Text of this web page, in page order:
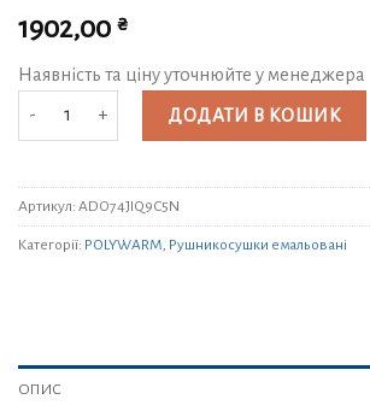
1902,00 ₴
Наявність та ціну уточнюйте у менеджера
ДОДАТИ В КОШИК
Артикул: ADO74JIQ9C5N
Категорії: POLYWARM, Рушникосушки емальовані
ОПИС